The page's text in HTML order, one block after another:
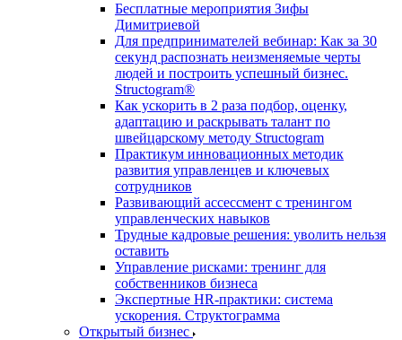
Бесплатные мероприятия Зифы
Димитриевой
Для предпринимателей вебинар: Как за 30
секунд распознать неизменяемые черты
людей и построить успешный бизнес.
Structogram®
Как ускорить в 2 раза подбор, оценку,
адаптацию и раскрывать талант по
швейцарскому методу Structogram
Практикум инновационных методик
развития управленцев и ключевых
сотрудников
Развивающий ассессмент с тренингом
управленческих навыков
Трудные кадровые решения: уволить нельзя
оставить
Управление рисками: тренинг для
собственников бизнеса
Экспертные HR-практики: система
ускорения. Структограмма
Открытый бизнес